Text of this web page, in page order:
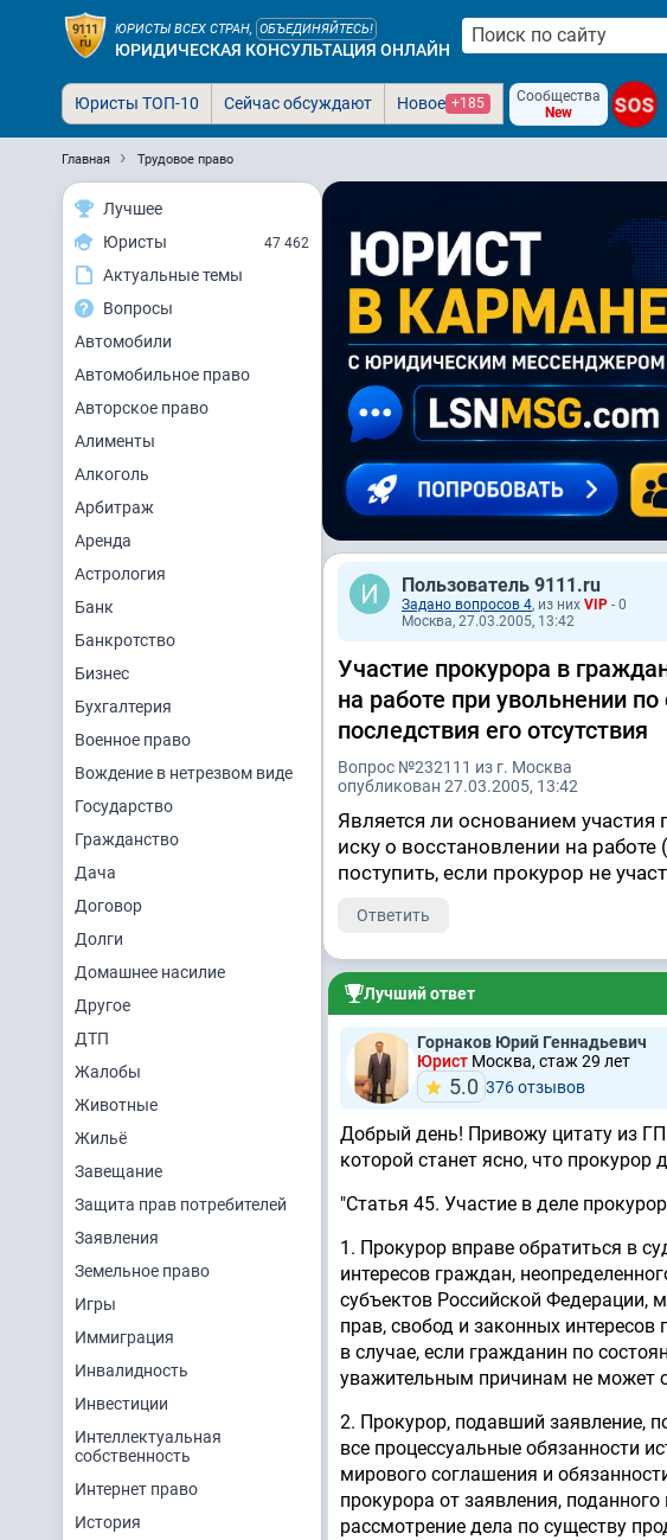
ЮРИСТЫ ВСЕХ СТРАН, ОБЪЕДИНЯЙТЕСЬ!
ЮРИДИЧЕСКАЯ КОНСУЛЬТАЦИЯ ОНЛАЙН
Юристы ТОП-10 Сейчас обсуждают Новое +185
Сообщества
New
SOS
Главная Трудовое право
Лучшее
Юристы
47 462
Актуальные темы
Вопросы
Автомобили
Автомобильное право
Авторское право
Алименты
Алкоголь
Арбитраж
Аренда
Астрология
Банк
Банкротство
Бизнес
Бухгалтерия
Военное право
Вождение в нетрезвом виде
Государство
Гражданство
Дача
Договор
Долги
Домашнее насилие
Другое
ДТП
Жалобы
Животные
Жильё
Завещание
Защита прав потребителей
Заявления
Земельное право
Игры
Иммиграция
Инвалидность
Инвестиции
Интеллектуальная
собственность
Интернет право
История
Пользователь 9111.ru
Задано вопросов 4, из них VIP - 0
Москва, 27.03.2005, 13:42
Участие прокурора в
на работе при увольнении
последствия его отсутствия
Вопрос №232111 из г. Москва
опубликован 27.03.2005, 13:42
Является ли основанием
иску о восстановлении на
поступить, если прокурор не
Ответить
Лучший ответ
Горнаков Юрий Геннадьевич
Юрист Москва, стаж 29 лет
5.0 376 отзывов
Добрый день! Привожу цитату из
которой станет ясно, что прокурор
"Статья 45. Участие в деле
1. Прокурор вправе обратиться в
интересов граждан,
субъектов Российской Федерации,
прав, свобод и законных
в случае, если гражданин по
уважительным причинам не может
2. Прокурор, подавший заявление,
все процессуальные обязанности
мирового соглашения и
прокурора от заявления,
рассмотрение дела по существу